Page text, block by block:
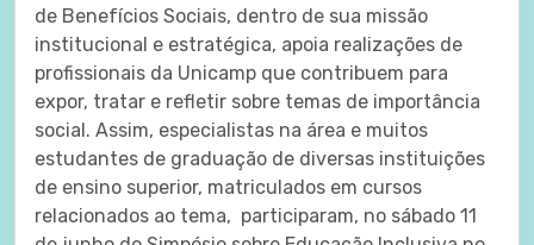
de Benefícios Sociais, dentro de sua missão
institucional e estratégica, apoia realizações de
profissionais da Unicamp que contribuem para
expor, tratar e refletir sobre temas de importância
social. Assim, especialistas na área e muitos
estudantes de graduação de diversas instituições
de ensino superior, matriculados em cursos
relacionados ao tema, participaram, no sábado 11